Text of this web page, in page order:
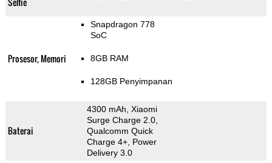
Prosesor, Memori
Snapdragon 778
SoC
8GB RAM
128GB Penyimpanan
Baterai
4300 mAh, Xiaomi
Surge Charge 2.0,
Qualcomm Quick
Charge 4+, Power
Delivery 3.0